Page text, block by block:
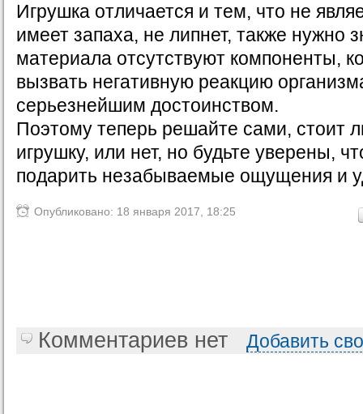
Игрушка отличается и тем, что не
имеет запаха, не липнет, также нужно
материала отсутствуют компоненты,
вызвать негативную реакцию
серьезнейшим достоинством.
Поэтому теперь решайте сами, стоит
игрушку, или нет, но будьте уверены,
подарить незабываемые ощущения и
Опубликовано: 18 января 2017, 18:25
Комментариев нет Добавить